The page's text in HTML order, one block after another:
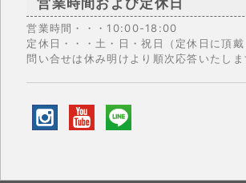
営業時間および定休日
営業時間・・・10:00-18:00
定休日・・・土・日・祝日（定休日に頂
問い合せは休み明けより順次応答いたしま